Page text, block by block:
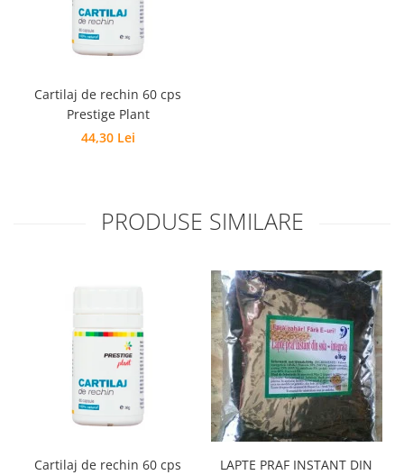
Cartilaj de rechin 60 cps
Prestige Plant
44,30 Lei
PRODUSE SIMILARE
Cartilaj de rechin 60 cps
LAPTE PRAF INSTANT DIN